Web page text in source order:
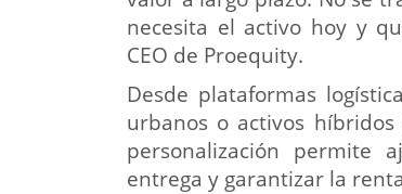
necesita el activo hoy y
CEO de Proequity.
Desde plataformas
urbanos o activos híbridos
personalización permite
entrega y garantizar la